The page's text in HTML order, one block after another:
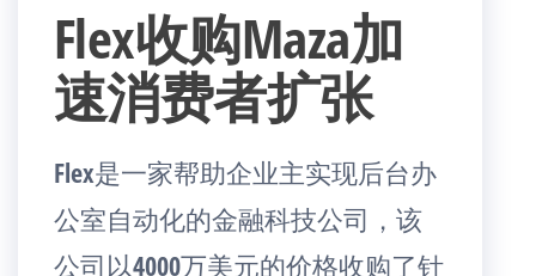
Flex收购Maza加
速消费者扩张
Flex是一家帮助企业主实现后台办
公室自动化的金融科技公司，该
公司以4000万美元的价格收购了针